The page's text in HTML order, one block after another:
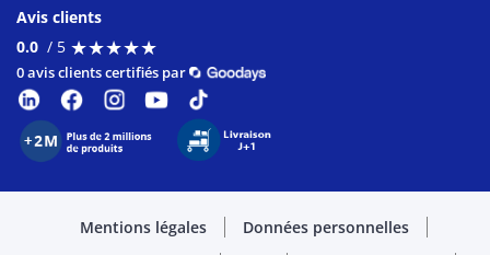
Avis clients
0.0 / 5 ★★★★★
★★★★★
0 avis clients certifiés par
Mentions légales
Données personnelles